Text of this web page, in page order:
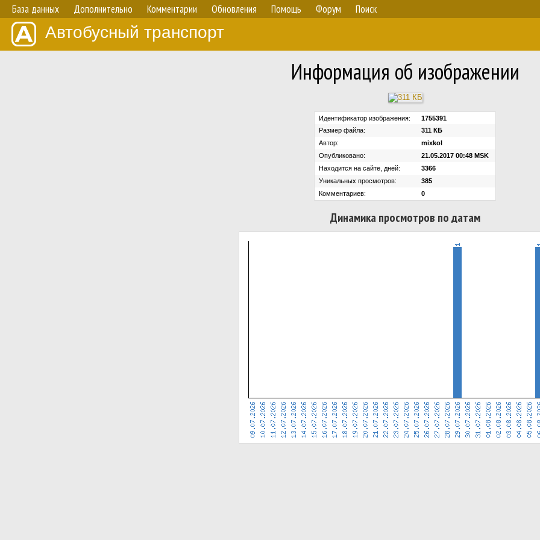
База данных Дополнительно Комментарии Обновления Помощь Форум Поиск
Автобусный транспорт
Информация об изображении
Идентификатор изображения:
1755391
Размер файла:
311 КБ
Автор:
mixkol
Опубликовано:
21.05.2017 00:48 MSK
Находится на сайте, дней:
3366
Уникальных просмотров:
385
Комментариев:
0
Динамика просмотров по датам